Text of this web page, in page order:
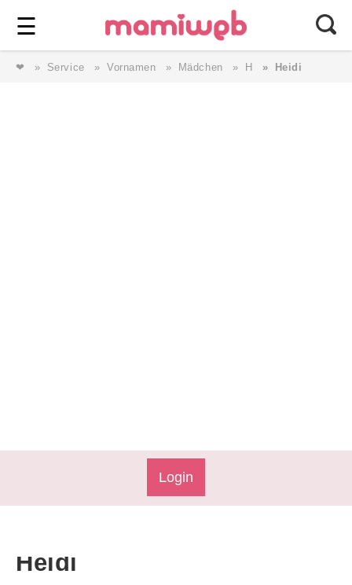
☰ ⎯ Wir lieben Familie ⎯
❤ Service Vornamen Mädchen H Heidi
Login
Heidi